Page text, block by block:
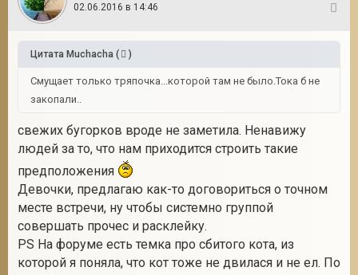
02.06.2016 в 14:46
Цитата Muchacha ( )
Смущает только тряпочка...которой там не было.Тока б не
закопали..
свежих бугорков вроде не заметила. Ненавижу
людей за то, что нам приходится строить такие
предположения
Девочки, предлагаю как-то договориться о точном
месте встречи, ну чтобы системно группой
совершать прочес и расклейку.
PS На форуме есть темка про сбитого кота, из
которой я поняла, что кот тоже не двилася и не ел. По